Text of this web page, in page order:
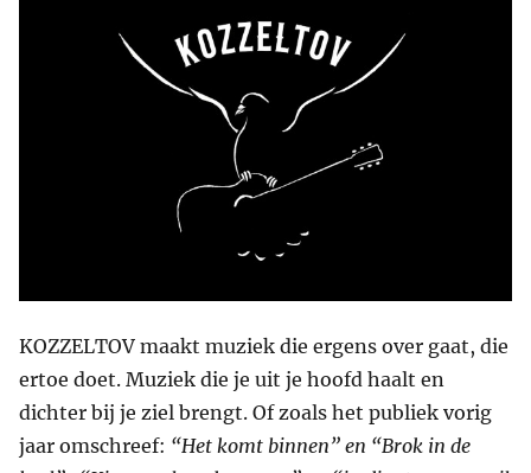
KOZZELTOV maakt muziek die ergens over gaat, die
ertoe doet. Muziek die je uit je hoofd haalt en
dichter bij je ziel brengt. Of zoals het publiek vorig
jaar omschreef: “Het komt binnen” en “Brok in de